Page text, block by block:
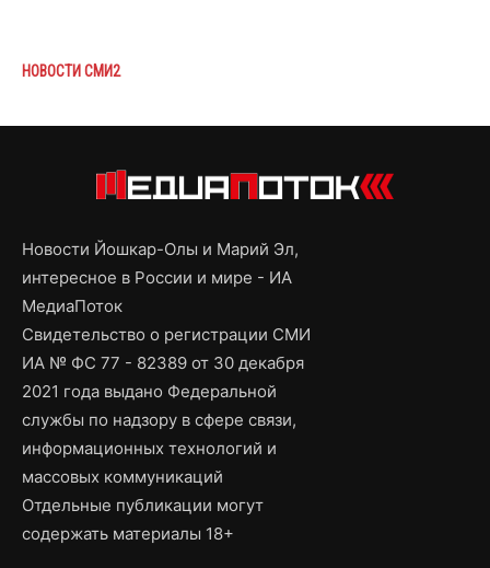
НОВОСТИ СМИ2
Новости Йошкар-Олы и Марий Эл,
интересное в России и мире - ИА
МедиаПоток
Свидетельство о регистрации СМИ
ИА № ФС 77 - 82389 от 30 декабря
2021 года выдано Федеральной
службы по надзору в сфере связи,
информационных технологий и
массовых коммуникаций
Отдельные публикации могут
содержать материалы 18+